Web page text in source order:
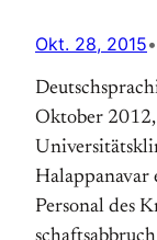
Okt. 28, 2015•
Oktober
Halappanavar
Personal des